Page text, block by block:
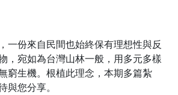
一份來自民間也始終保有理想性與反
，宛如為台灣山林一般，用多元多樣
窮生機。根植此理念，本期多篇紮
與您分享。